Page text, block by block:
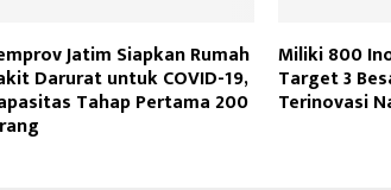
Jatim Siapkan Rumah
Darurat untuk COVID-19,
Tahap Pertama 200
Miliki 800
Target 3
Terinovasi